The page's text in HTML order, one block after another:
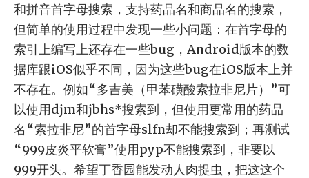
和拼音首字母搜索，支持药品名和商品名的搜索，
但简单的使用过程中发现一些小问题：在首字母的
索引上编写上还存在一些bug，Android版本的数
据库跟iOS似乎不同，因为这些bug在iOS版本上并
不存在。例如“多吉美（甲苯磺酸索拉非尼片）”可
以使用djm和jbhs*搜索到，但使用更常用的药品
名“索拉非尼”的首字母slfn却不能搜索到；再测试
“999皮炎平软膏”使用pyp不能搜索到，非要以
999开头。希望丁香园能发动人肉捉虫，把这这个